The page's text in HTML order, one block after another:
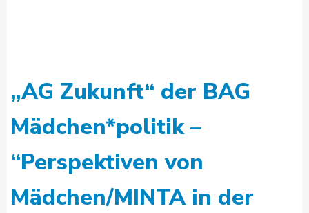
„AG Zukunft“ der BAG
Mädchen*politik –
“Perspektiven von
Mädchen/MINTA in der